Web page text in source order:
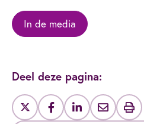
In de media
Deel deze pagina: